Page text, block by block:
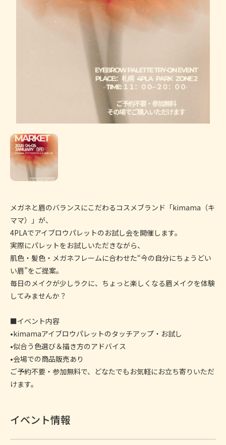
メガネと眉のバランスにこだわるコスメブランド「kimama（キ
ママ）」が、
4PLAでアイブロウパレットのお試し会を開催します。
実際にパレットをお試しいただきながら、
肌色・髪色・メガネフレームに合わせた“今の自分にちょうどい
い眉”をご提案。
毎日のメイクが少しラクに、ちょっと楽しくなる眉メイクを体験
してみませんか？
■イベント内容
•kimamaアイブロウパレットのタッチアップ・お試し
•似合う色選び＆描き方のアドバイス
•会場での商品販売あり
ご予約不要・参加無料で、どなたでもお気軽にお立ち寄りいただ
けます。
イベント情報